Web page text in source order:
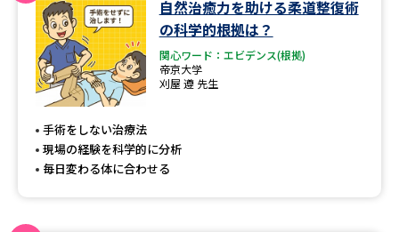
大学・短大以外の資料から請求
専門学校の資料請求 大学院の資料請求
留学・進学関連、塾・予備校
大学入学共通テスト「受験上の
幼稚園教員資格認定試験
自然治癒力を助ける柔道整復術
の科学的根拠は？
関心ワード：エビデンス(根拠)
帝京大学
刈屋 遵 先生
手術をしない治療法
現場の経験を科学的に分析
毎日変わる体に合わせる